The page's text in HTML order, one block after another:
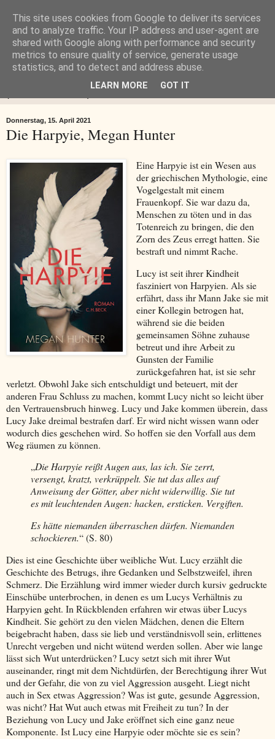
Buch-Lady.de
BUCH-LADY.DE Blog einer viellesenden Lady
Donnerstag, 15. April 2021
Die Harpyie, Megan Hunter
Eine Harpyie ist ein Wesen aus
der griechischen Mythologie, eine
Vogelgestalt mit einem
Frauenkopf. Sie war dazu da,
Menschen zu töten und in das
Totenreich zu bringen, die den
Zorn des Zeus erregt hatten. Sie
bestraft und nimmt Rache.
Lucy ist seit ihrer Kindheit
fasziniert von Harpyien. Als sie
erfährt, dass ihr Mann Jake sie mit
einer Kollegin betrogen hat,
während sie die beiden
gemeinsamen Söhne zuhause
betreut und ihre Arbeit zu
Gunsten der Familie
zurückgefahren hat, ist sie sehr
verletzt. Obwohl Jake sich entschuldigt und beteuert, mit der
anderen Frau Schluss zu machen, kommt Lucy nicht so leicht über
den Vertrauensbruch hinweg. Lucy und Jake kommen überein, dass
Lucy Jake dreimal bestrafen darf. Er wird nicht wissen wann oder
wodurch dies geschehen wird. So hoffen sie den Vorfall aus dem
Weg räumen zu können.
„Die Harpyie reißt Augen aus, las ich. Sie zerrt,
versengt, kratzt, verkrüppelt. Sie tut das alles auf
Anweisung der Götter, aber nicht widerwillig. Sie tut
es mit leuchtenden Augen: hacken, ersticken. Vergiften.
Es hätte niemanden überraschen dürfen. Niemanden
schockieren.“ (S. 80)
Dies ist eine Geschichte über weibliche Wut. Lucy erzählt die
Geschichte des Betrugs, ihre Gedanken und Selbstzweifel, ihren
Schmerz. Die Erzählung wird immer wieder durch kursiv gedruckte
Einschübe unterbrochen, in denen es um Lucys Verhältnis zu
Harpyien geht. In Rückblenden erfahren wir etwas über Lucys
Kindheit. Sie gehört zu den vielen Mädchen, denen die Eltern
beigebracht haben, dass sie lieb und verständnisvoll sein, erlittenes
Unrecht vergeben und nicht wütend werden sollen. Aber wie lange
lässt sich Wut unterdrücken? Lucy setzt sich mit ihrer Wut
auseinander, ringt mit dem Nichtdürfen, der Berechtigung ihrer Wut
und der Gefahr, die von zu viel Aggression ausgeht. Liegt nicht
auch in Sex etwas Aggression? Was ist gute, gesunde Aggression,
was nicht? Hat Wut auch etwas mit Freiheit zu tun? In der
Beziehung von Lucy und Jake eröffnet sich eine ganz neue
Komponente. Ist Lucy eine Harpyie oder möchte sie es sein?
This site uses cookies from Google to deliver its services
and to analyze traffic. Your IP address and user-agent are
shared with Google along with performance and security
metrics to ensure quality of service, generate usage
statistics, and to detect and address abuse.
LEARN MORE GOT IT